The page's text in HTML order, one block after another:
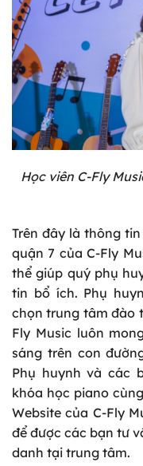
Học viên C-Fly
Trên đây là thông
quận 7 của C-Fly
thể giúp quý phụ
tin bổ ích. Phụ
chọn trung tâm đào
Fly Music luôn
sáng trên con
Phụ huynh và các
khóa học piano
Website của C-Fly
để được các bạn tư
danh tại trung tâm.